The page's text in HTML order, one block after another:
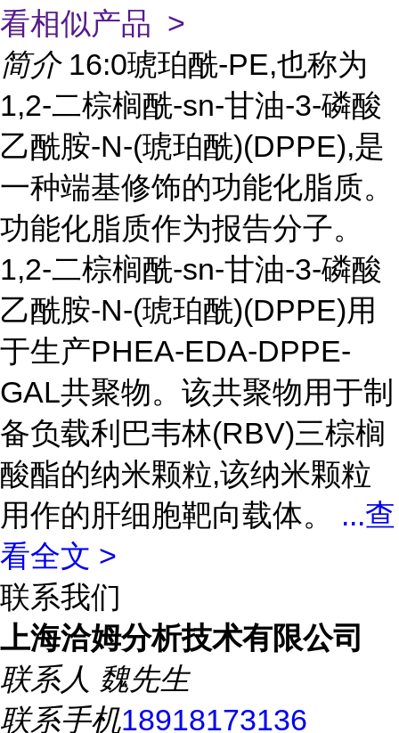
看相似产品 >
简介 16:0琥珀酰-PE,也称为
1,2-二棕榈酰-sn-甘油-3-磷酸
乙酰胺-N-(琥珀酰)(DPPE),是
一种端基修饰的功能化脂质。
功能化脂质作为报告分子。
1,2-二棕榈酰-sn-甘油-3-磷酸
乙酰胺-N-(琥珀酰)(DPPE)用
于生产PHEA-EDA-DPPE-
GAL共聚物。该共聚物用于制
备负载利巴韦林(RBV)三棕榈
酸酯的纳米颗粒,该纳米颗粒
用作的肝细胞靶向载体。 ...查
看全文 >
联系我们
上海洽姆分析技术有限公司
联系人 魏先生
联系手机18918173136